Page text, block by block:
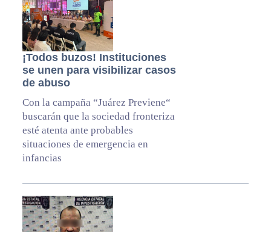
¡Todos buzos! Instituciones
se unen para visibilizar casos
de abuso
Con la campaña “Juárez Previene“
buscarán que la sociedad fronteriza
esté atenta ante probables
situaciones de emergencia en
infancias